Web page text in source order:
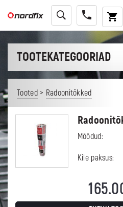
TOOTEKATEGOORIAD
Tooted> Radoonitõkked
Mõõdud:
Kile paksus: